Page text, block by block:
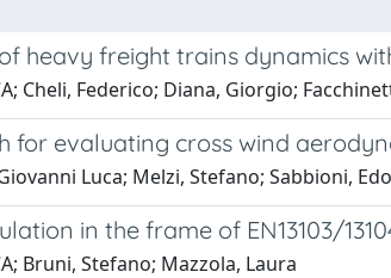
heavy freight trains dynamics
Cheli, Federico; Diana, Giorgio;
evaluating cross wind
Luca; Melzi, Stefano; Sabbioni,
in the frame of EN13103/
Bruni, Stefano; Mazzola, Laura